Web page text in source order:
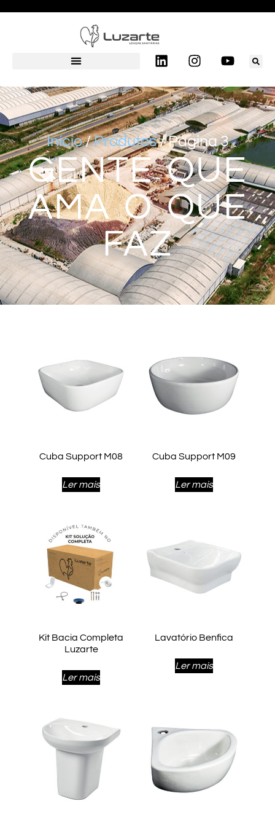
Início/Produtos/ Página 3
GENTE QUE
AMA O QUE
FAZ
Cuba Support M08
Ler mais
Cuba Support M09
Ler mais
Kit Bacia Completa
Luzarte
Ler mais
Lavatório Benfica
Ler mais